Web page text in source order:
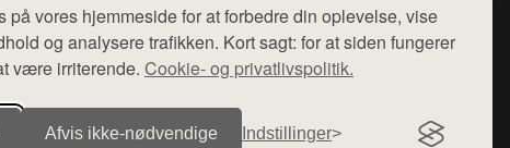
på vores hjemmeside for at forbedre din oplevelse, vise
og analysere trafikken. Kort sagt: for at siden fungerer
være irriterende. Cookie- og privatlivspolitik.
Afvis ikke‑nødvendige Indstillinger
Der sælges ikke varer fra denne side - vi henviser til de shops,